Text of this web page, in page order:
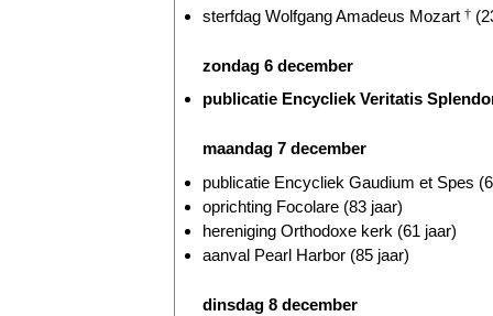
sterfdag Wolfgang Amadeus Mozart †
zondag 6 december
publicatie Encycliek Veritatis
maandag 7 december
publicatie Encycliek Gaudium et Spes
oprichting Focolare (83 jaar)
hereniging Orthodoxe kerk (61 jaar)
aanval Pearl Harbor (85 jaar)
dinsdag 8 december